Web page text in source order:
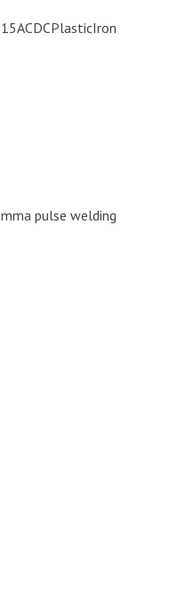
pulse welding